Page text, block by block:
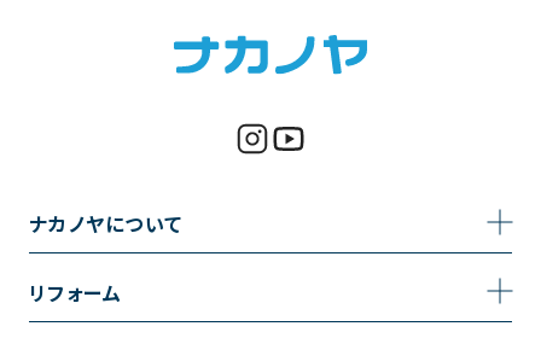
ナカノヤについて
事業内容
リフォーム